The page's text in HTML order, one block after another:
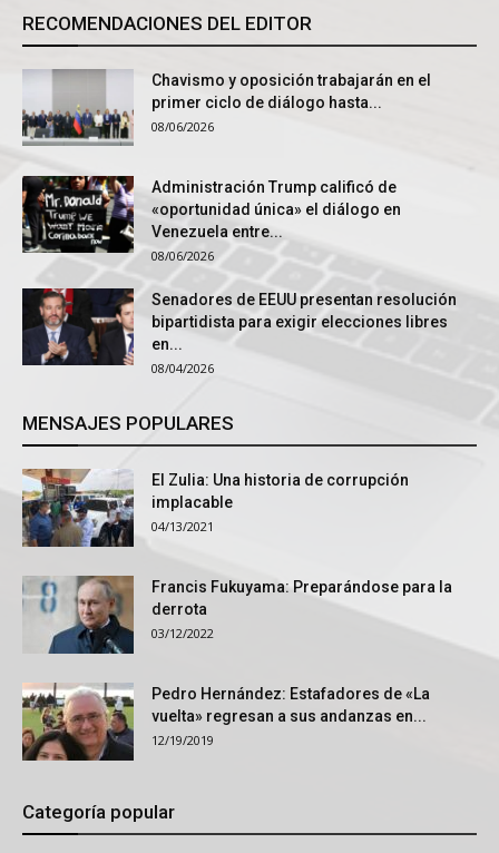
RECOMENDACIONES DEL EDITOR
Chavismo y oposición trabajarán en el
primer ciclo de diálogo hasta...
08/06/2026
Administración Trump calificó de
«oportunidad única» el diálogo en
Venezuela entre...
08/06/2026
Senadores de EEUU presentan resolución
bipartidista para exigir elecciones libres
en...
08/04/2026
MENSAJES POPULARES
El Zulia: Una historia de corrupción
implacable
04/13/2021
Francis Fukuyama: Preparándose para la
derrota
03/12/2022
Pedro Hernández: Estafadores de «La
vuelta» regresan a sus andanzas en...
12/19/2019
Categoría popular